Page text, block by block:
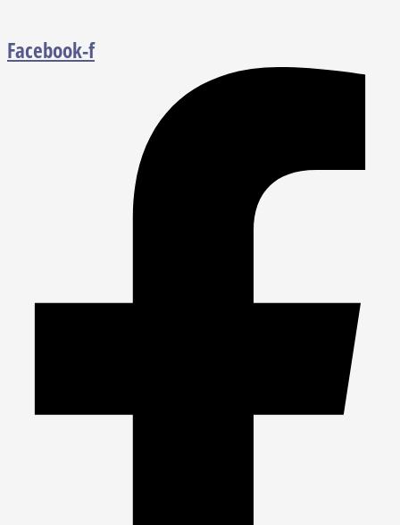
Facebook-f